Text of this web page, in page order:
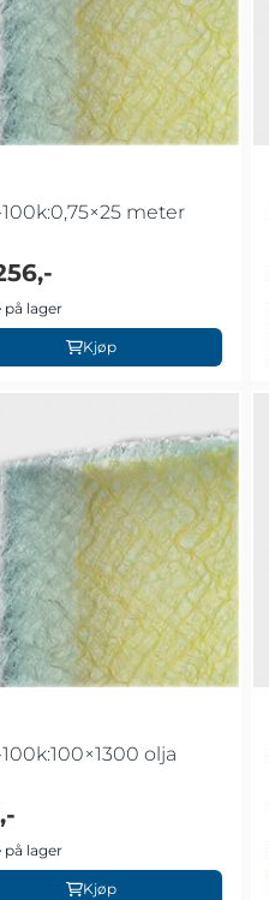
100k:0,75×25 meter
på lager
Kjøp
100k:100×1300 olja
på lager
Kjøp